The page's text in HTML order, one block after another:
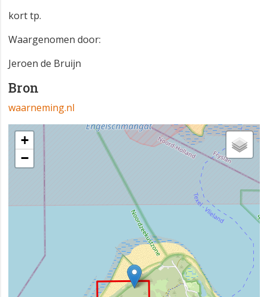
kort tp.
Waargenomen door:
Jeroen de Bruijn
Bron
waarneming.nl
+
−